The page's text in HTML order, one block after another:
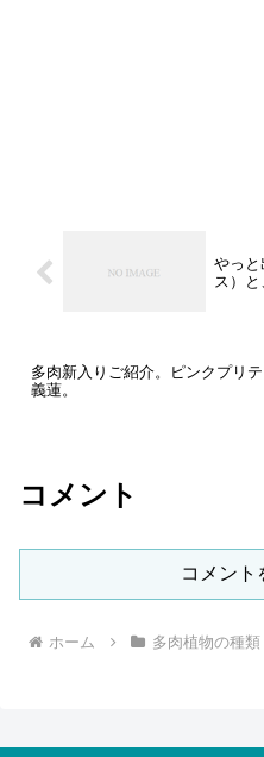
やっと
ス）
多肉新入りご紹介。ピンクプリ
義蓮。
コメント
コメント
ホーム 多肉植物の種類